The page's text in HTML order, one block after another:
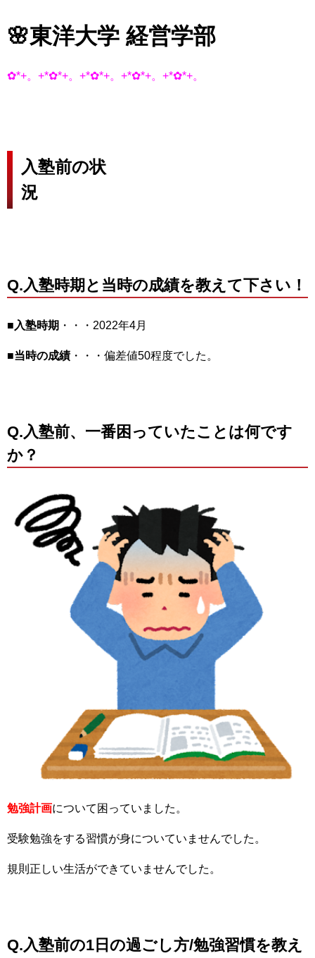
🌸東洋大学 経営学部
✿*+。+*✿*+。+*✿*+。+*✿*+。+*✿*+。
入塾前の状
Q.入塾時期と当時の成績を教えて下さい！
■入塾時期 ・・・2022年4月
■当時の成績・・・偏差値50程度でした。
Q.入塾前、一番困っていたことは何です
か？
勉強計画について困っていました。
受験勉強をする習慣が身についていませんでした。
規則正しい生活ができていませんでした。
Q.入塾前の1日の過ごし方/勉強習慣を教え